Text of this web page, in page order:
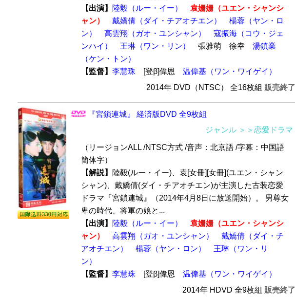
【出演】
陸毅（ルー・イー）
袁姗姗​​​​（ユエン・シャンシ
ャン）
戴嬌倩（ダイ・チアオチエン）
楊蓉（ヤン・ロ
ン）
高雲翔（ガオ・ユンシャン）
寇振海（コウ・ジェ
ンハイ）
王琳（ワン・リン） 張雅萌 徐幸 湯鎮業
（ケン・トン）
【監督】 李慧珠 [登β]偉恩 温偉基（ワン・ワイゲイ）
2014年 DVD（NTSC） 全16枚組 販売終了
『宮鎖連城』 経済版DVD 全9枚組
ジャンル ＞＞恋愛ドラマ
（リージョンALL /NTSC方式 /音声：北京語 /字幕：中国語
簡体字）
【解説】
陸毅(ルー・イー)、袁[女冊][女冊](ユエン・シャン
シャン)、戴嬌倩(ダイ・チアオチエン)が主演した古装恋愛
ドラマ『宮鎖連城』（2014年4月8日に放送開始）。 男尊女
卑の時代、将軍の娘と...
【出演】
陸毅（ルー・イー）
袁姗姗​​​​（ユエン・シャンシ
ャン）
高雲翔（ガオ・ユンシャン）
戴嬌倩（ダイ・チ
アオチエン）
楊蓉（ヤン・ロン）
王琳（ワン・リ
ン）
【監督】 李慧珠 [登β]偉恩 温偉基（ワン・ワイゲイ）
2014年 HDVD 全9枚組 販売終了